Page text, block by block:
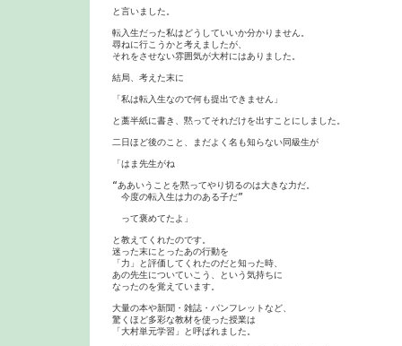
と言いました。
転入生だった私はどうしていいか分かりません。
尋ねに行こうかと考えましたが、
それをさせない雰囲気が大村にはありました。
結局、考えた末に
「私は転入生なので何も提出できません」
と藁半紙に書き、黙ってそれだけを出すことにしました。
二日ほど後のこと、まだよく名も知らない同級生が
「はま先生がね
“ああいうことを黙ってやり切るのは大きな力だ。
今度の転入生は力のある子だ”
って褒めてたよ」
と教えてくれたのです。
迷った末にとったあの行動を
「力」と評価してくれたのだと知った時、
あの先生についていこう、という気持ちに
なったのを覚えています。
大量の本や新聞・雑誌・パンフレットなど、
驚くほど多彩な教材を使った授業は
「大村単元学習」と呼ばれました。